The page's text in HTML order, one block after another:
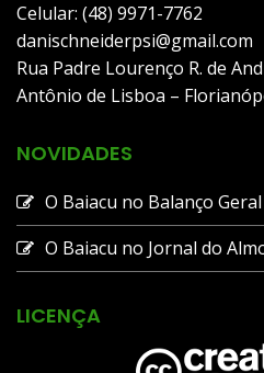
Celular: (48) 9971-7762
danischneiderpsi@gmail.com
Rua Padre Lourenço R. de
Antônio de Lisboa –
NOVIDADES
O Baiacu no Balanço
O Baiacu no Jornal do
LICENÇA